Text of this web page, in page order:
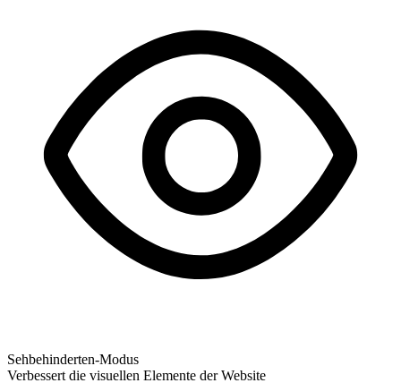
Sehbehinderten-Modus
Verbessert die visuellen Elemente der Website